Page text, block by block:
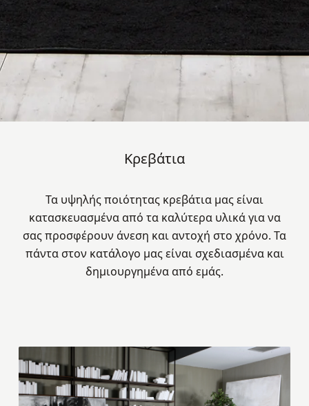
Κρεβάτια
Τα υψηλής ποιότητας κρεβάτια μας είναι
κατασκευασμένα από τα καλύτερα υλικά για να
σας προσφέρουν άνεση και αντοχή στο χρόνο. Τα
πάντα στoν κατάλογο μας είναι σχεδιασμένα και
δημιουργημένα από εμάς.